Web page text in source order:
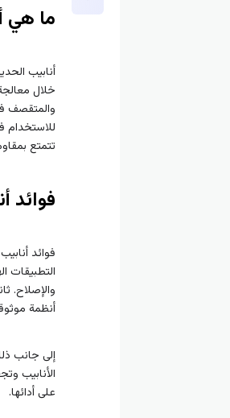
ما هي
أنابيب
خلال
والمتقصف
للاستخدام
تتمتع
فوائد
فوائد
التطبيقات
والإصلاح.
أنظمة
إلى جانب
الأنابيب
على أدائها.